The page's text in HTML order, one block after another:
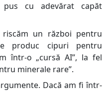
cu adevărat capăt
un război pentru
produc cipuri pentru
într-o „cursă AI”, la fel
minerale rare”.
Dacă am fi într-